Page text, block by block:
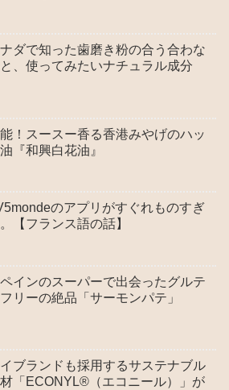
ダで知った歯磨き粉の合う合わな
、使ってみたいナチュラル成分
！スースー香る香港みやげのハッ
『和興白花油』
のアプリがすぐれものすぎ
【フランス語の話】
インのスーパーで出会ったグルテ
リーの絶品「サーモンパテ」
ブランドも採用するサステナブル
「ECONYL®（エコニール）」が